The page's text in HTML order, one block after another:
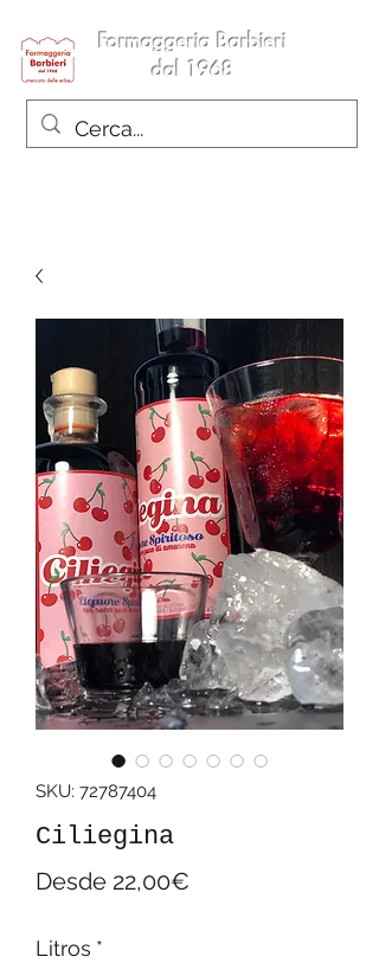
Formaggeria Barbieri
dal 1968
SKU: 72787404
Ciliegina
Desde 22,00€
Litros *